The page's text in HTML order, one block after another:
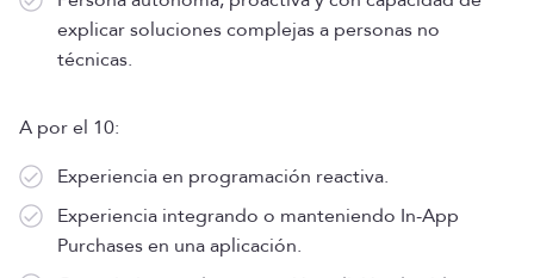
explicar soluciones complejas a personas no
técnicas.
A por el 10:
​​Experiencia en programación reactiva.
Experiencia integrando o manteniendo In-App
Purchases en una aplicación.